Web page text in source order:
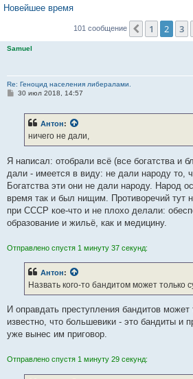
Новейшее время
101 сообщение Пред.
1 2 3
Samuel
Re: Геноцид населения либералами.
С
е
30 июл 2018, 14:57
Антон:
ничего не дали,
Я написал: отобрали всё (все богатства и
дали - имеется в виду: не дали народу то,
Богатства эти они не дали народу. Народ
время так и был нищим. Противоречий тут
при СССР кое-что и не плохо делали:
образование и жильё, как и медицину.
Отправлено спустя 1 минуту 37 секунд:
Антон:
Назвать кого-то бандитом может только
И оправдать преступления бандитов
известно, что большевики - это бандиты и
уже вынес им приговор.
Отправлено спустя 1 минуту 29 секунд: